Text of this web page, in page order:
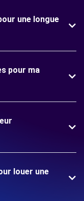
une longue
pour ma
louer une